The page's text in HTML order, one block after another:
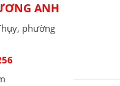
ANH
phường